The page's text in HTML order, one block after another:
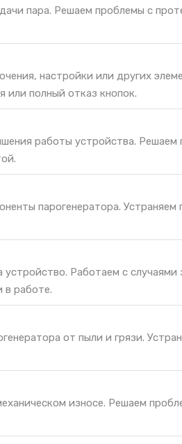
пара. Решаем проблемы с
настройки или других
или полный отказ кнопок.
работы устройства. Решаем
парогенератора. Устраняем
Работаем с случаями
в работе.
от пыли и грязи.
износе. Решаем